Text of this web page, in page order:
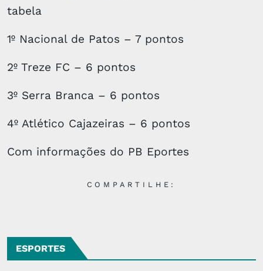
tabela
1º Nacional de Patos – 7 pontos
2º Treze FC – 6 pontos
3º Serra Branca – 6 pontos
4º Atlético Cajazeiras – 6 pontos
Com informações do PB Eportes
COMPARTILHE:
ESPORTES